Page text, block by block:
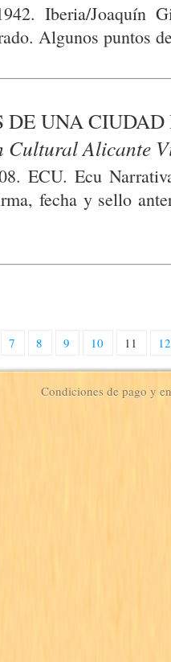
Iberia/
Algunos puntos
DE UNA
Cultural Alicante
ECU. Ecu
fecha y sello
7 8 9 10 11 12
Condiciones de pago y